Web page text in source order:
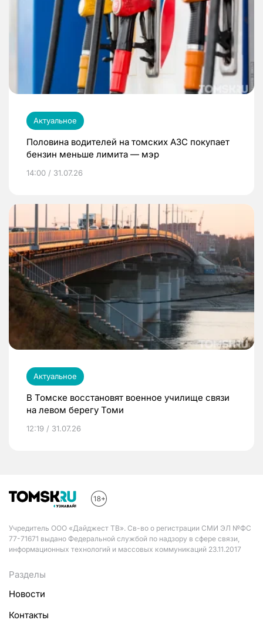
Актуальное
Половина водителей на томских АЗС покупает
бензин меньше лимита — мэр
14:00 / 31.07.26
Актуальное
В Томске восстановят военное училище связи
на левом берегу Томи
12:19 / 31.07.26
Учредитель ООО «Дайджест ТВ». Св-во о регистрации СМИ ЭЛ №ФС
77-71671 выдано Федеральной службой по надзору в сфере связи,
информационных технологий и массовых коммуникаций 23.11.2017
Разделы
Новости
Контакты